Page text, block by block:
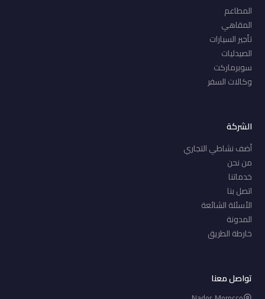
المطاعم
المقاهي
تأجير السيارات
الصيدليات
سوبرماركت
وكالات السفر
الشركة
أضف نشاطي التجاري
من نحن
خدماتنا
اتصل بنا
الأسئلة الشائعة
المدونة
خارطة الطريق
تواصل معنا